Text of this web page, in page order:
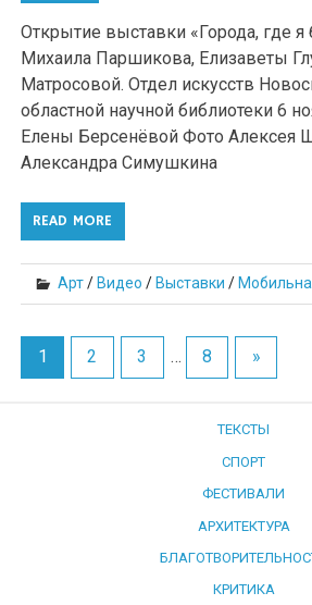
Открытие выставки «Города, где
Михаила Паршикова, Елизаветы
Матросовой. Отдел искусств
областной научной библиотеки 6
Елены Берсенёвой Фото Алексея
Александра Симушкина
READ MORE
Арт/ Видео / Выставки /
1 2 3 … 8 »
ТЕКСТЫ
СПОРТ
ФЕСТИВАЛИ
АРХИТЕКТУРА
КРИТИКА